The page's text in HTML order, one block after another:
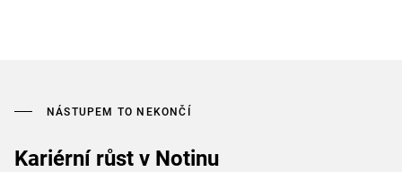
NÁSTUPEM TO NEKONČÍ
Kariérní růst v Notinu